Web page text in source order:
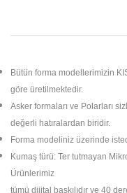
Bütün forma modellerimizin
göre üretilmektedir.
Asker formaları ve Polarları
değerli hatıralardan biridir.
Forma modeliniz üzerinde
Kumaş türü: Ter tutmayan
Ürünlerimiz
tümü dijital baskılıdır ve 40